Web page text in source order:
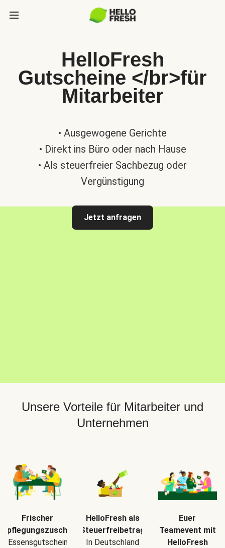
HelloFresh
Gutscheine </br>für
Mitarbeiter
• Ausgewogene Gerichte
• Direkt ins Büro oder nach Hause
• Als steuerfreier Sachbezug oder
Vergünstigung
Jetzt anfragen
Unsere Vorteile für Mitarbeiter und
Unternehmen
Frischer
Essensgutscheine
HelloFresh als
Steuerfreibetrag
In Deutschland
Euer
Teamevent mit
HelloFresh